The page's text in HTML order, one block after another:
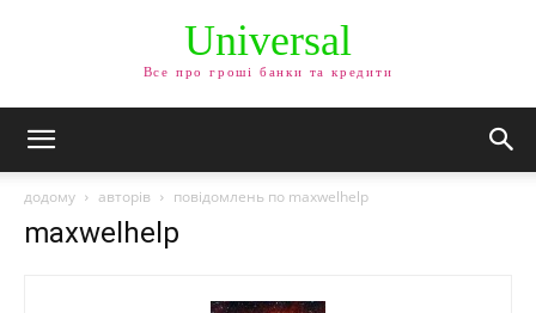
Universal
Все про гроші банки та кредити
додому авторів повідомлень по maxwelhelp
maxwelhelp